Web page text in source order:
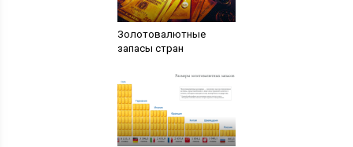
Золотовалютные
запасы стран